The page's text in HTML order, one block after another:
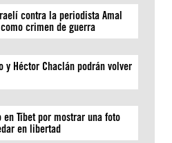
contra la periodista Amal
crimen de guerra
y Héctor Chaclán podrán volver
Tíbet por mostrar una foto
en libertad